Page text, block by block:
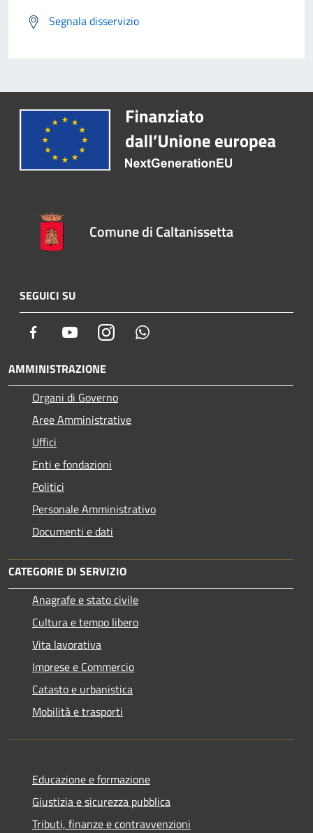
Segnala disservizio
Comune di Caltanissetta
SEGUICI SU
Facebook YoutubeInstagram
AMMINISTRAZIONE
Organi di Governo
Aree Amministrative
Uffici
Enti e fondazioni
Politici
Personale Amministrativo
Documenti e dati
CATEGORIE DI SERVIZIO
Anagrafe e stato civile
Cultura e tempo libero
Vita lavorativa
Imprese e Commercio
Catasto e urbanistica
Mobilità e trasporti
Educazione e formazione
Giustizia e sicurezza pubblica
Tributi, finanze e contravvenzioni